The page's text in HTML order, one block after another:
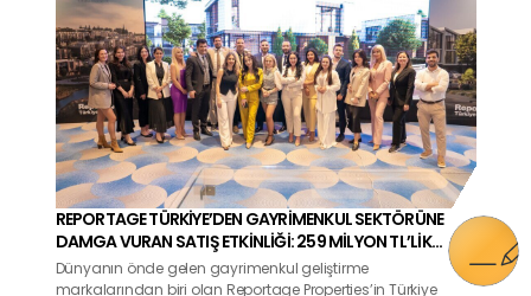
REPORTAGE TÜRKİYE’DEN GAYRİMENKUL SEKTÖRÜNE
DAMGA VURAN SATIŞ ETKİNLİĞİ: 259 MİLYON TL’LİK
SATIŞ BAŞARISI
Dünyanın önde gelen gayrimenkul geliştirme
markalarından biri olan Reportage Properties’in Türkiye